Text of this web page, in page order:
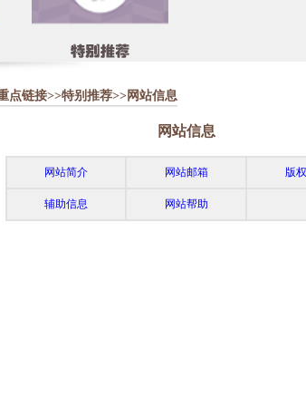
点链接>>特别推荐>>网站信息
网站信息
网站简介 网站邮箱 版
辅助信息 网站帮助